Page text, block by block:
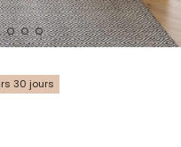
30 jours